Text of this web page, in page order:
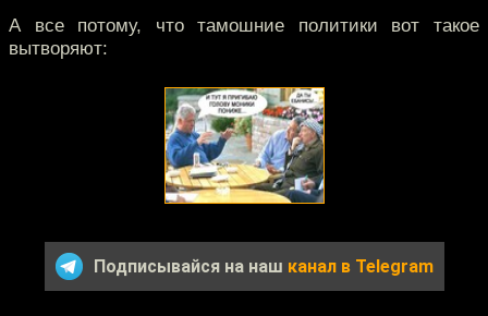
А все потому, что тамошние политики вот такое
вытворяют:
Подписывайся на наш канал в Telegram